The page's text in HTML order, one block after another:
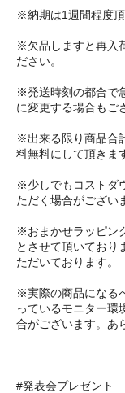
※納期は1週間程度頂
※欠品しますと再入
ださい。
※発送時刻の都合で
に変更する場合もご
※出来る限り商品合
料無料にして頂きま
※少しでもコストダ
ただく場合がござい
※おまかせラッピン
とさせて頂いており
ただいております。
※実際の商品になる
っているモニター環
合がございます。あ
#発表会プレゼント